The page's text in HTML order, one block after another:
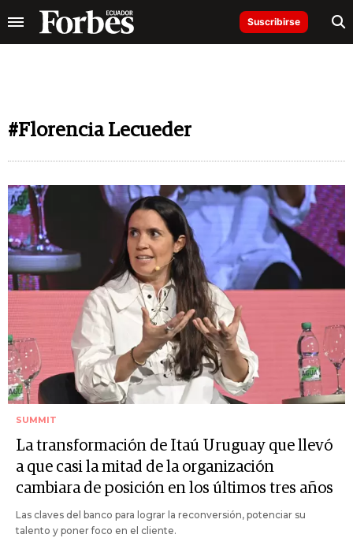
Suscribirse
#Florencia Lecueder
SUMMIT
La transformación de Itaú Uruguay que llevó
a que casi la mitad de la organización
cambiara de posición en los últimos tres años
Las claves del banco para lograr la reconversión, potenciar su
talento y poner foco en el cliente.